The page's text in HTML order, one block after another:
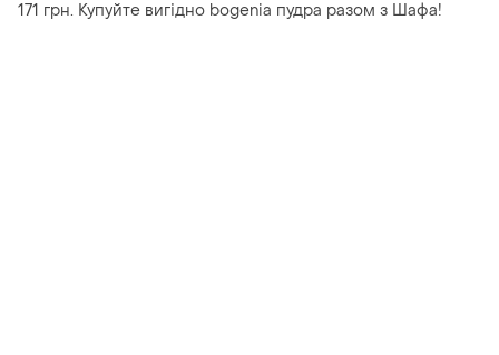
171 грн. Купуйте вигідно bogenia пудра разом з Шафа!